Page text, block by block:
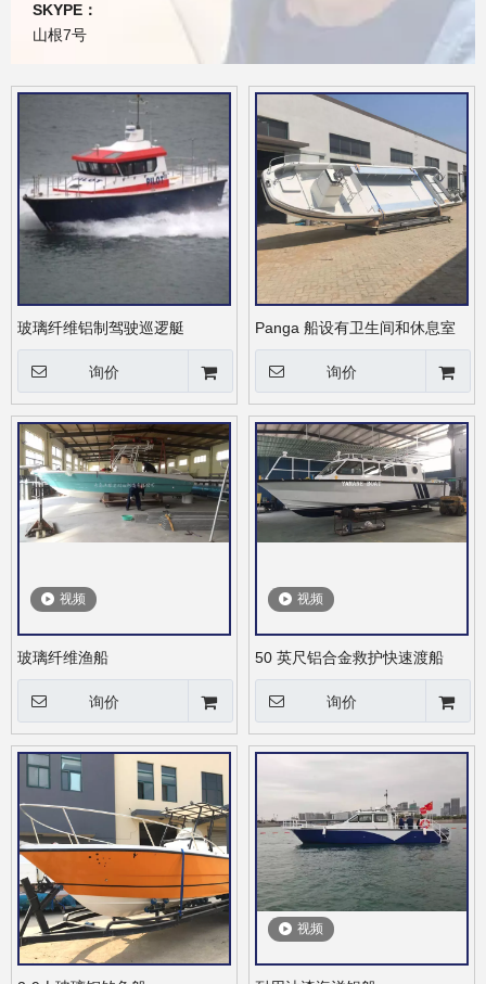
SKYPE：
山根7号
玻璃纤维铝制驾驶巡逻艇
询价
Panga 船设有卫生间和休息室
询价
视频
玻璃纤维渔船
询价
视频
50 英尺铝合金救护快速渡船
询价
视频